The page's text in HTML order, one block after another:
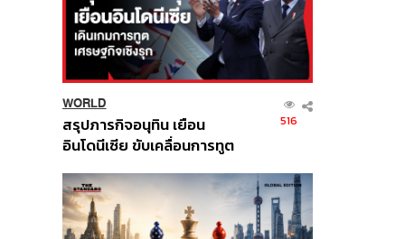
WORLD
สรุปภารกิจอนุทิน เยือน
อินโดนีเซีย ขับเคลื่อนการทูต
ส่วนยุทธศาสตร์ไทย –
อินโดนีเซีย
516